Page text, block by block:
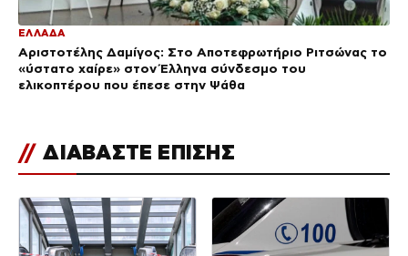
ΕΛΛΑΔΑ
Αριστοτέλης Δαμίγος: Στο Αποτεφρωτήριο Ριτσώνας το
«ύστατο χαίρε» στον Έλληνα σύνδεσμο του
ελικοπτέρου που έπεσε στην Ψάθα
// ΔΙΑΒΑΣΤΕ ΕΠΙΣΗΣ